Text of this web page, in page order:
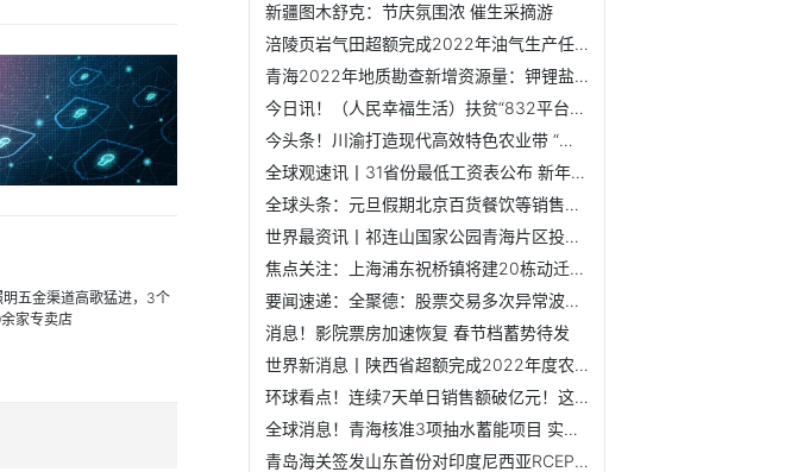
新疆图木舒克：节庆氛围浓 催生采摘游
涪陵页岩气田超额完成2022年油气生产任务
青海2022年地质勘查新增资源量：钾锂盐6600万吨、金15.5吨
今日讯！（人民幸福生活）扶贫“832平台”助内蒙古小城农副产...
今头条！川渝打造现代高效特色农业带 “双昌”合作园驶入“...
全球观速讯丨31省份最低工资表公布 新年多地提高最低工资
全球头条：元旦假期北京百货餐饮等销售额达35.3亿元 恢复至...
世界最资讯丨祁连山国家公园青海片区投入100余万元修复震后损...
焦点关注：上海浦东祝桥镇将建20栋动迁安置住房 总建筑面积...
要闻速递：全聚德：股票交易多次异常波动 1月3日开市起停牌核查
消息！影院票房加速恢复 春节档蓄势待发
世界新消息丨陕西省超额完成2022年度农机深松整地任务
环球看点！连续7天单日销售额破亿元！这里免税店又火了！
全球消息！青海核准3项抽水蓄能项目 实现抽水蓄能电站核准零...
青岛海关签发山东首份对印度尼西亚RCEP原产地证书